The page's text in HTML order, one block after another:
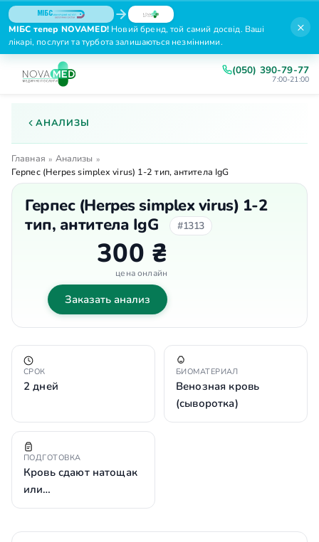
МІБС тепер NOVAMED!Новий бренд, той самий досвід. Ваші
лікарі, послуги та турбота залишаються незмінними.
×
(050) 390-79-77
7:00-21:00
АНАЛИЗЫ
Главная » Анализы »
Герпес (Herpes simplex virus) 1-2 тип, антитела IgG
Герпес (Herpes simplex virus) 1-2
тип, антитела IgG
#1313
300 ₴
цена онлайн
Заказать анализ
СРОК
2 дней
БИОМАТЕРИАЛ
Венозная кровь
(сыворотка)
ПОДГОТОВКА
Кровь сдают натощак
или…